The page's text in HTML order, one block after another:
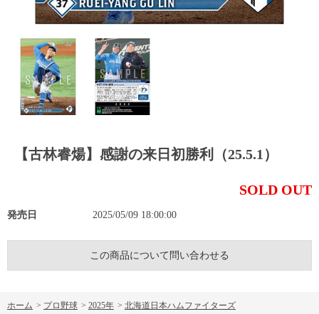
【古林睿煬】感謝の来日初勝利（25.5.1）
SOLD OUT
発売日 2025/05/09 18:00:00
この商品について問い合わせる
ホーム > プロ野球 > 2025年 > 北海道日本ハムファイターズ